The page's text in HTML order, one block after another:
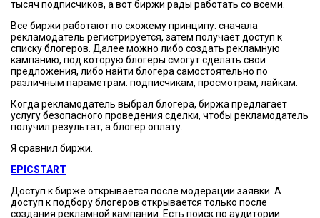
тысяч подписчиков, а вот биржи рады работать со всеми.
Все биржи работают по схожему принципу: сначала
рекламодатель регистрируется, затем получает доступ к
списку блогеров. Далее можно либо создать рекламную
кампанию, под которую блогеры смогут сделать свои
предложения, либо найти блогера самостоятельно по
различным параметрам: подписчикам, просмотрам, лайкам.
Когда рекламодатель выбрал блогера, биржа предлагает
услугу безопасного проведения сделки, чтобы рекламодатель
получил результат, а блогер оплату.
Я сравнил биржи.
EPICSTART
Доступ к бирже открывается после модерации заявки. А
доступ к подбору блогеров открывается только после
создания рекламной кампании. Есть поиск по аудитории